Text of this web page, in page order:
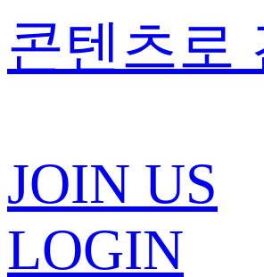
콘텐츠로
JOIN US
LOGIN